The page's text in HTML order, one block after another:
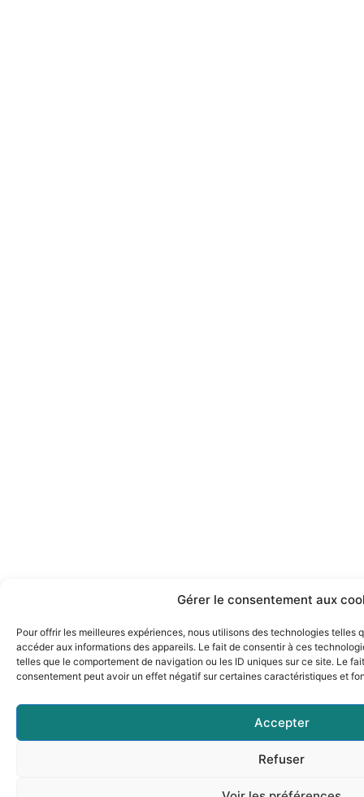
Gérer le consentement aux
Pour offrir les meilleures expériences, nous utilisons des technologies telles
accéder aux informations des appareils. Le fait de consentir à ces
telles que le comportement de navigation ou les ID uniques sur ce site. Le
consentement peut avoir un effet négatif sur certaines caractéristiques et
Accepter
Refuser